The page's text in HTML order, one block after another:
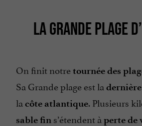
LA GRANDE PLAGE
On finit notretournée des
Sa Grande plage est la
la côte atlantique. Plusieurs
sable fin s’étendent à perte de